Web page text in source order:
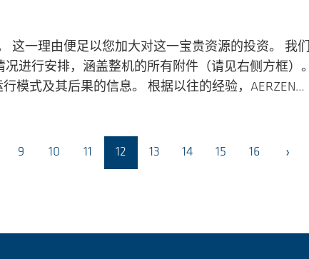
这一理由便足以您加大对这一宝贵资源的投资。 我
进行安排，涵盖整机的所有附件（请见右侧方框
模式及其后果的信息。 根据以往的经验，AERZEN…
9 10 11 12 13 14 15 16 ›